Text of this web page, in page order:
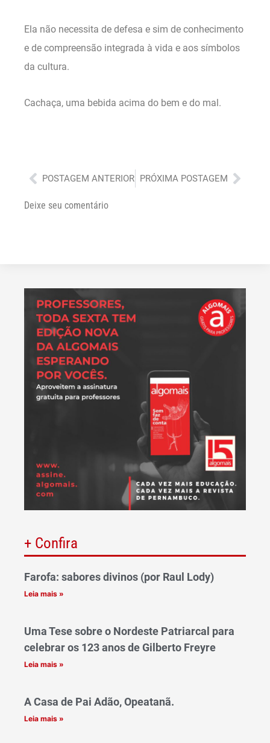
Ela não necessita de defesa e sim de conhecimento
e de compreensão integrada à vida e aos símbolos
da cultura.
Cachaça, uma bebida acima do bem e do mal.
Anterior
POSTAGEM ANTERIOR PRÓXIMA POSTAGEM
Deixe seu comentário
+ Confira
Farofa: sabores divinos (por Raul Lody)
Leia mais »
Uma Tese sobre o Nordeste Patriarcal para
celebrar os 123 anos de Gilberto Freyre
Leia mais »
A Casa de Pai Adão, Opeatanã.
Leia mais »